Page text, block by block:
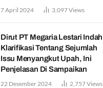
7 April 2024 3,097Views
Dirut PT Megaria Lestari Indah
Klarifikasi Tentang Sejumlah
Issu Menyangkut Upah, Ini
Penjelasan Di Sampaikan
22 Desember 2024 2,757Views